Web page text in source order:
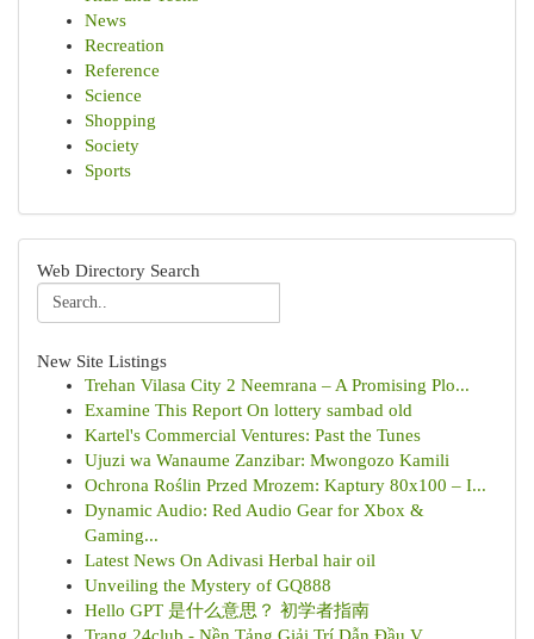
News
Recreation
Reference
Science
Shopping
Society
Sports
Web Directory Search
New Site Listings
Trehan Vilasa City 2 Neemrana – A Promising Plo...
Examine This Report On lottery sambad old
Kartel's Commercial Ventures: Past the Tunes
Ujuzi wa Wanaume Zanzibar: Mwongozo Kamili
Ochrona Roślin Przed Mrozem: Kaptury 80x100 – I...
Dynamic Audio: Red Audio Gear for Xbox &
Gaming...
Latest News On Adivasi Herbal hair oil
Unveiling the Mystery of GQ888
Hello GPT 是什么意思？ 初学者指南